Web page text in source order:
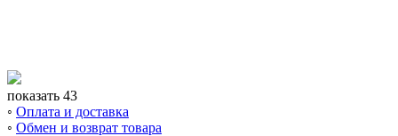
показать 43
◦ Оплата и доставка
◦ Обмен и возврат товара